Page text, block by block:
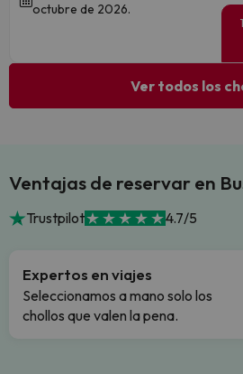
octubre de 2026.
Ver todos los
Ventajas de reservar en
Trustpilot 4.7/5
Expertos en viajes
Seleccionamos a mano solo los
chollos que valen la pena.